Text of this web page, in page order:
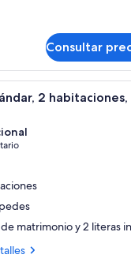
Consultar
2
de matrimonio y 2 literas